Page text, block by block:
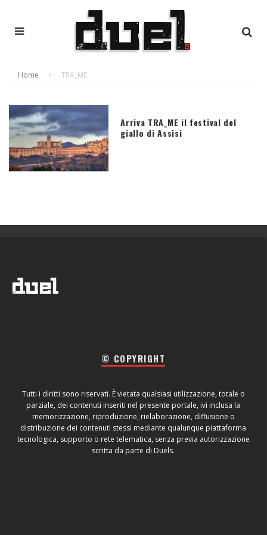
Home TRA_ME
Arriva TRA_ME il festival del
giallo di Assisi
© COPYRIGHT
Tutti i diritti sono riservati. È vietata qualsiasi utilizzazione, totale o
parziale, dei contenuti inseriti nel presente portale, ivi inclusa la
memorizzazione, riproduzione, rielaborazione, diffusione o
distribuzione dei contenuti stessi mediante qualunque piattaforma
tecnologica, supporto o rete telematica, senza previa autorizzazione
scritta da parte di Duels.